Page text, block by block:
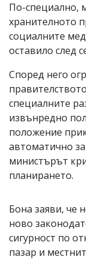
По-специално,
хранителното
социалните
оставило след
Според него
специалните
извънредно
положение
автоматично
министърът
планирането.
Бона заяви, че
ново
сигурност по
пазар и